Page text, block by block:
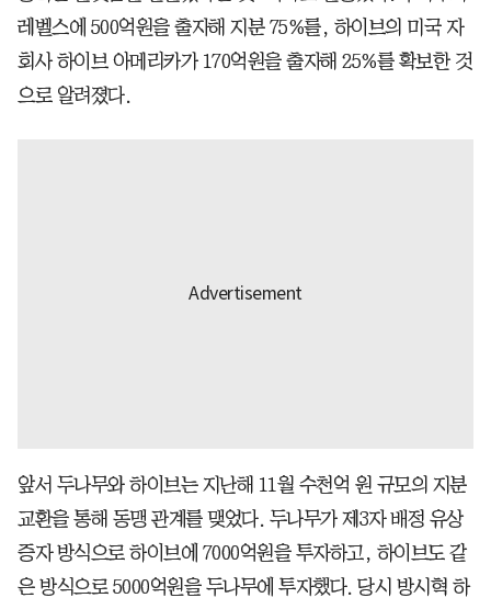
레벨스에 500억원을 출자해 지분 75%를, 하이브의 미국 자
회사 하이브 아메리카가 170억원을 출자해 25%를 확보한 것
으로 알려졌다.
앞서 두나무와 하이브는 지난해 11월 수천억 원 규모의 지분
교환을 통해 동맹 관계를 맺었다. 두나무가 제3자 배정 유상
증자 방식으로 하이브에 7000억원을 투자하고, 하이브도 같
은 방식으로 5000억원을 두나무에 투자했다. 당시 방시혁 하